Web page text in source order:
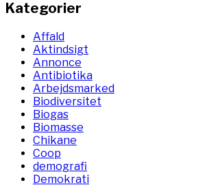
Kategorier
Affald
Aktindsigt
Annonce
Antibiotika
Arbejdsmarked
Biodiversitet
Biogas
Biomasse
Chikane
Coop
demografi
Demokrati